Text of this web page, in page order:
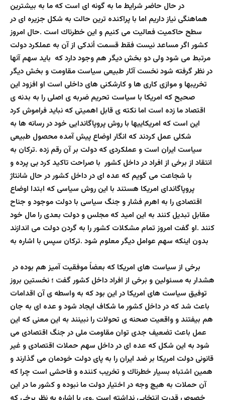
در حال حاضر شرايط ما به گونه اى است كه ما به بيشترين
هماهنگى نياز داريم اما با پراكنده ترين حالت به شكل جزيره اى در
سطح حاكميت فعاليت مى كنيم و اين خطرناك است .حال امروز
كشور اگر مساعد نيست فقط قسمت أندكى از آن به عملكرد دولت
مرتبط مى شود ولى دو بخش ديگر هم وجود دارد كه بايد سهم آنها
در نظر گرفته شود نخست آثار طبيعى سياست مقاومت و بخش ديگر
تخريبها و موازى كارى ها و كارشكنى هاى داخلى است او افزود اين
صحيح كه امريكا با سياست تحريم ضربه ى اصلى را به بدنه ى
اقتصاد ما زده است اما نكته ى قابل اهميتى كه نبايد فراموش كرد
اين است كه امريكاييها با روش پروپاگاندايى خود در رسانه ها به
شكلى عمل كردند كه انگار اوضاع پيش آمده محصول طبيعى
سياست ايران است و عملكردى كه دولت بر آن رقم زده .تركان به
انتقاد از برخى از افراد در داخل كشور با صراحت تاكيد كرد بى پرده و
با شجاعت مى گويم كه عده اى در داخل كشور در حال شانتاژ
پروپاگانداى امريكا هستند با اين روش سياسى كه ابتدا اوضاع
اقتصادى را به اهرم فشار و جنگ سياسى با دولت موجود و جناح
مقابل تبديل كنند به اين اميد كه مجلس و دولت بعدى را مال خود
كنند .او گفت امروز تمام مشكلات كشور را به گردن دولت مى اندازند
بدون اينكه سهم عوامل ديگر معلوم شود .تركان سپس با اشاره به
برخى از سياست هاى امريكا كه بعضاً موفقيت آميز هم بوده در
هشدار به مسئولين و برخى از افراد داخل كشور گفت ؛ نخستين بروز
توفيق سياست هاى امريكا در اين بود که به واسطه ى آن اقدامات
باعث شد كه در داخل كشور ما شكاف ايجاد شود و عده اى به جان
هم بيفتند و واقعيت صحنه ى تحولات را نبينند به اين معنى كه اين
عمل باعث تضعيف جدى توان مقاومت ملى در جنگ اقتصادى مى
شود به اين شكل كه عده اى در داخل سهم حملات اقتصادى و غير
قانونى دولت امريكا بر ضد ايران را به پاى دولت خودمان مى گذارند و
همين اشتباه بسيار خطرناك و تخريب كننده و فاحشى است چرا كه
آن حملات به هيچ وجه در اختيار دولت ما نبوده و كشور ما در اين